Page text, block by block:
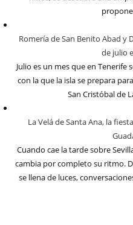
Romería de San Benito Abad y
de julio
Julio es un mes que en
con la que la isla se prepara
San Cristóbal de
La Velá de Santa Ana, la
Cuando cae la tarde sobre
cambia por completo su ritmo.
se llena de luces,